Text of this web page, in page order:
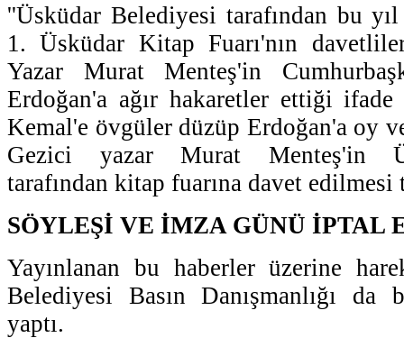
''Üsküdar Belediyesi tarafından bu
1. Üsküdar Kitap Fuarı'nın
Yazar Murat Menteş'in
Erdoğan'a ağır hakaretler ettiği
Kemal'e övgüler düzüp Erdoğan'a oy
Gezici yazar Murat Menteş'in
tarafından kitap fuarına davet
SÖYLEŞİ VE İMZA GÜNÜ İPTAL
Yayınlanan bu haberler üzerine
Belediyesi Basın Danışmanlığı da
yaptı.